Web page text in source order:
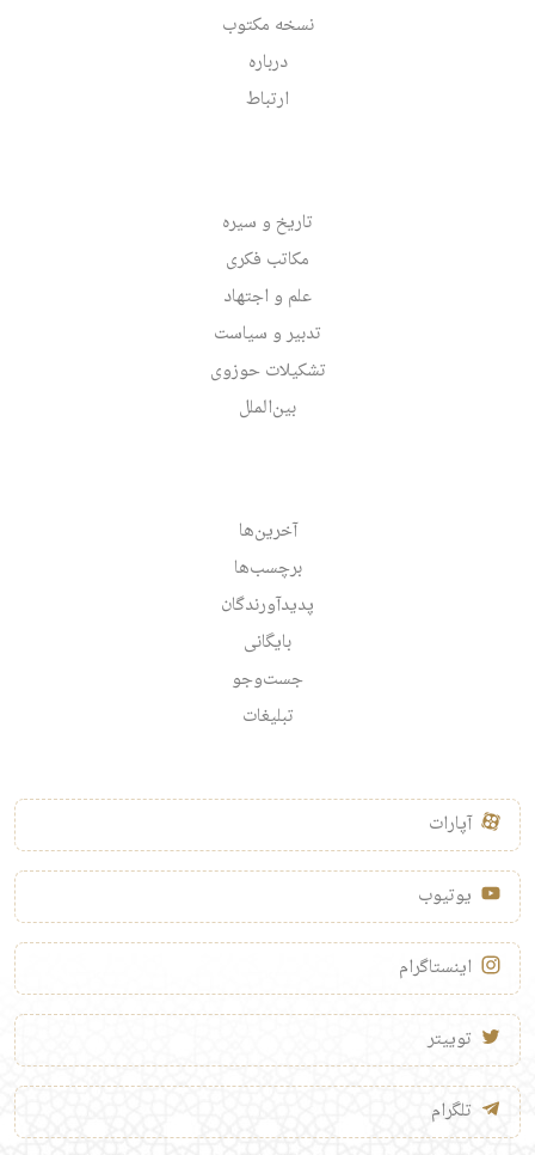
نسخه مکتوب
درباره
ارتباط
تاریخ و سیره
مکاتب فکری
علم و اجتهاد
تدبیر و سیاست
تشکیلات حوزوی
بین‌الملل
آخرین‌ها
برچسب‌ها
پدیدآورندگان
بایگانی
جست‌وجو
تبلیغات
آپارات
یوتیوب
اینستاگرام
توییتر
تلگرام